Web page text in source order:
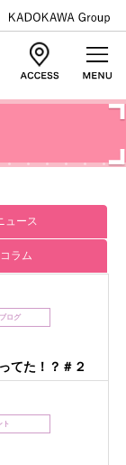
ュース
コラム
ログ
てた！？＃２
ト